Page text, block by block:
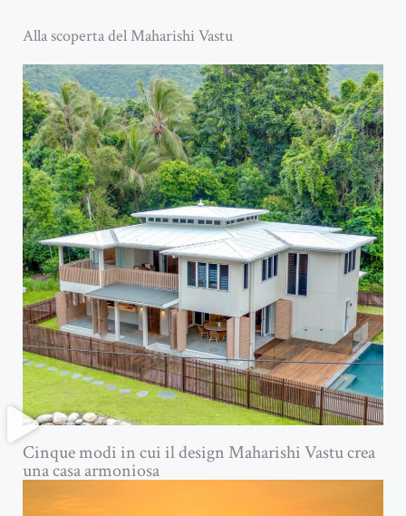
Alla scoperta del Maharishi Vastu
Cinque modi in cui il design Maharishi Vastu crea
una casa armoniosa